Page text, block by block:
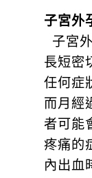
子宮外
子宮
長短密
任何症
而月經
者可能
疼痛的
內出血